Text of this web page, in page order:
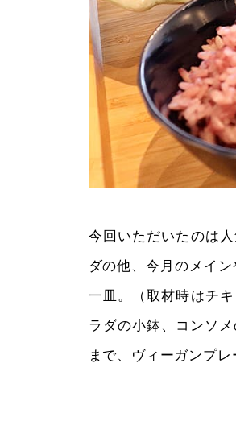
今回いただいたのは
ダの他、今月のメイ
一皿。（取材時はチ
ラダの小鉢、コンソ
まで、ヴィーガンプ